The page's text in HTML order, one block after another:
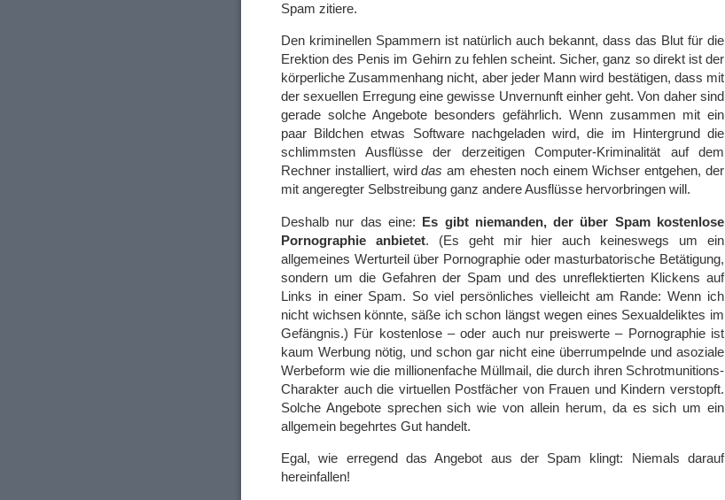
Spam zitiere.
Den kriminellen Spammern ist natürlich auch bekannt, dass das Blut für die
Erektion des Penis im Gehirn zu fehlen scheint. Sicher, ganz so direkt ist der
körperliche Zusammenhang nicht, aber jeder Mann wird bestätigen, dass mit
der sexuellen Erregung eine gewisse Unvernunft einher geht. Von daher sind
gerade solche Angebote besonders gefährlich. Wenn zusammen mit ein
paar Bildchen etwas Software nachgeladen wird, die im Hintergrund die
schlimmsten Ausflüsse der derzeitigen Computer-Kriminalität auf dem
Rechner installiert, wirddas am ehesten noch einem Wichser entgehen, der
mit angeregter Selbstreibung ganz andere Ausflüsse hervorbringen will.
Deshalb nur das eine: Es gibt niemanden, der über Spam kostenlose
Pornographie anbietet. (Es geht mir hier auch keineswegs um ein
allgemeines Werturteil über Pornographie oder masturbatorische Betätigung,
sondern um die Gefahren der Spam und des unreflektierten Klickens auf
Links in einer Spam. So viel persönliches vielleicht am Rande: Wenn ich
nicht wichsen könnte, säße ich schon längst wegen eines Sexualdeliktes im
Gefängnis.) Für kostenlose – oder auch nur preiswerte – Pornographie ist
kaum Werbung nötig, und schon gar nicht eine überrumpelnde und asoziale
Werbeform wie die millionenfache Müllmail, die durch ihren Schrotmunitions-
Charakter auch die virtuellen Postfächer von Frauen und Kindern verstopft.
Solche Angebote sprechen sich wie von allein herum, da es sich um ein
allgemein begehrtes Gut handelt.
Egal, wie erregend das Angebot aus der Spam klingt: Niemals darauf
hereinfallen!